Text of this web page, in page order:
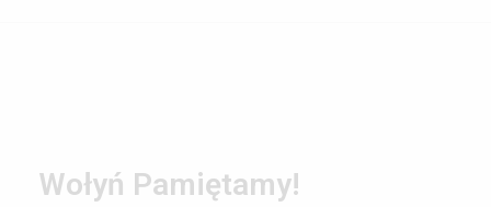
Wołyń Pamiętamy!